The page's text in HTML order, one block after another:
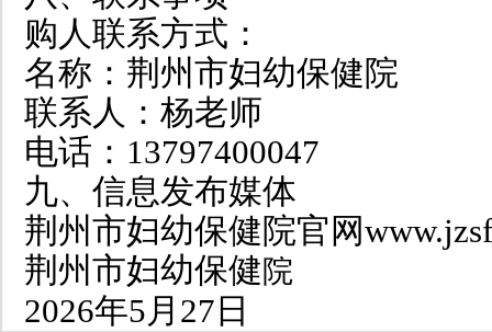
购人联系方式：
名称：荆州市妇幼保健院
联系人：杨老师
电话：13797400047
九、信息发布媒体
荆州市妇幼保健院官网
荆州市妇幼保健院
2026年5月27日